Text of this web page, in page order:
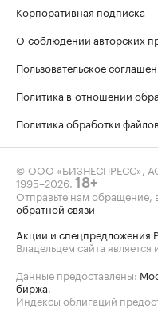
Корпоративная подписка
О соблюдении авторских
Пользовательское
Политика в отношении
Политика обработки
© ООО «БИЗНЕСПРЕСС»,
1995–2026 18+
Отправьте нам обращение,
обратной связи
Акции и спецпредложения
Владельцем сайта
Данные предоставлены:
биржа
Индексы облигаций